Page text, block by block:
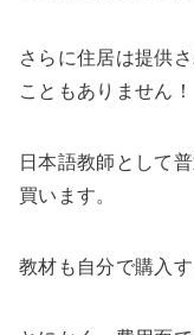
さらに住居は提供
こともありません！
日本語教師として
買います。
教材も自分で購入